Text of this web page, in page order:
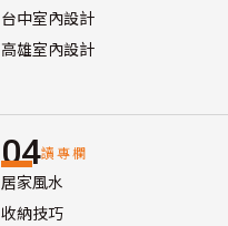
台中室內設計
高雄室內設計
04讀專欄
居家風水
收納技巧